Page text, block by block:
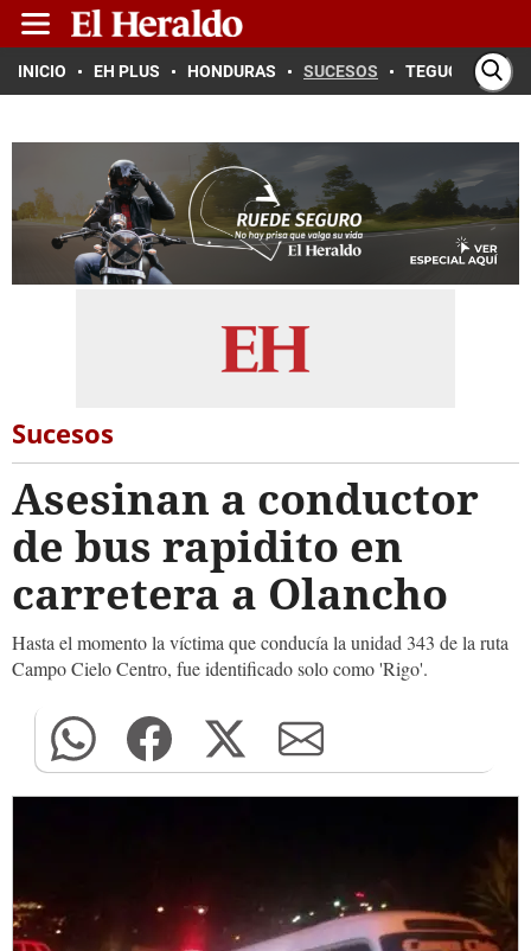
INICIO EH PLUS HONDURAS SUCESOS TEGUCIGALPA
Sucesos
Asesinan a conductor
de bus rapidito en
carretera a Olancho
Hasta el momento la víctima que conducía la unidad 343 de la ruta
Campo Cielo Centro, fue identificado solo como 'Rigo'.